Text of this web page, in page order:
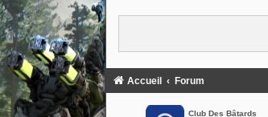
Accueil Forum
Club Des Bâtards